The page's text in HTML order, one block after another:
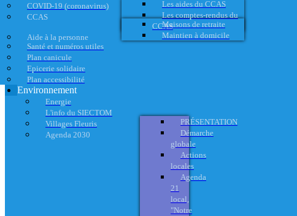
COVID-19 (coronavirus)
CCAS
Les aides du CCAS
Les comptes-rendus du
CCAS
Aide à la personne
Maisons de retraite
Maintien à domicile
Santé et numéros utiles
Plan canicule
Epicerie solidaire
Plan accessibilité
Environnement
Energie
L'info du SIECTOM
Villages Fleuris
Agenda 2030
PRÉSENTATION
Démarche
globale
Actions
locales
Agenda
21
local,
"Notre